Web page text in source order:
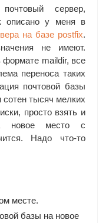
сервер,
описано у меня в
на базе postfix.
не имеют.
формате maildir, все
переноса таких
почтовой базы
тысяч мелких
просто взять и
новое место с
Надо что-то
месте.
базы на новое